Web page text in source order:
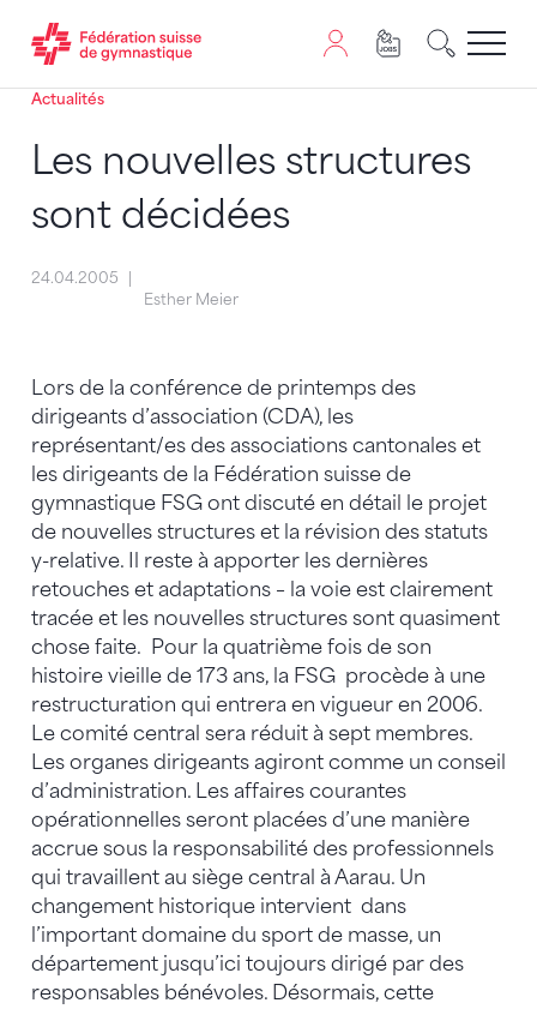
Passer au contenu
Naviguer vers le plan du siten
JavaScript est nécessaire pour naviguer sur ce site.
Actualités
Les nouvelles structures
sont décidées
24.04.2005
Esther Meier
Lors de la conférence de printemps des
dirigeants d’association (CDA), les
représentant/es des associations cantonales et
les dirigeants de la Fédération suisse de
gymnastique FSG ont discuté en détail le projet
de nouvelles structures et la révision des statuts
y-relative. Il reste à apporter les dernières
retouches et adaptations – la voie est clairement
tracée et les nouvelles structures sont quasiment
chose faite. Pour la quatrième fois de son
histoire vieille de 173 ans, la FSG procède à une
restructuration qui entrera en vigueur en 2006.
Le comité central sera réduit à sept membres.
Les organes dirigeants agiront comme un conseil
d’administration. Les affaires courantes
opérationnelles seront placées d’une manière
accrue sous la responsabilité des professionnels
qui travaillent au siège central à Aarau. Un
changement historique intervient dans
l’important domaine du sport de masse, un
département jusqu’ici toujours dirigé par des
responsables bénévoles. Désormais, cette